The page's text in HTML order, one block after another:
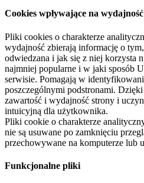
Cookies wpływające na wydajność
Pliki cookies o charakterze
wydajność zbierają informację o
odwiedzana i jak się z niej korzysta
najmniej popularne i w jaki sposób
serwisie. Pomagają w
poszczególnymi podstronami.
zawartość i wydajność strony i
intuicyjną dla użytkownika.
Pliki cookie o charakterze
nie są usuwane po zamknięciu
przechowywane na komputerze lub
Funkcjonalne pliki